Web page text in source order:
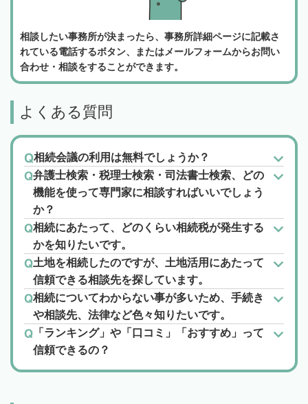
相談したい事務所が決まったら、事務所詳細ページに記載さ
れている電話するボタン、またはメールフォームからお問い
合わせ・相談をすることができます。
よくある質問
相続会議の利用は無料でしょうか？
弁護士検索・税理士検索・司法書士検索、どの
機能を使って専門家に相談すればいいでしょう
か？
相続にあたって、どのくらい相続税が発生する
かを知りたいです。
土地を相続したのですが、土地活用にあたって
信頼できる相談先を探しています。
相続についてわからない事が多いため、手続き
や相談先、法律など色々知りたいです。
「ランキング」や「口コミ」「おすすめ」って
信頼できるの？